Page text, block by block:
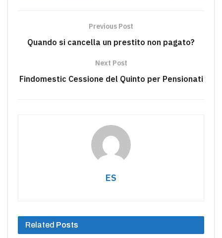
Previous Post
Quando si cancella un prestito non pagato?
Next Post
Findomestic Cessione del Quinto per Pensionati
ES
Related Posts